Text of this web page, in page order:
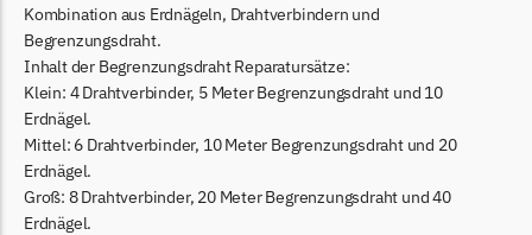
Begrenzungsdraht
Bosch Indego
Bosch Indego Messer
Begrenzungsdraht
Central Park
Central Park Messer
Kombination aus Erdnägeln, Drahtverbindern und
Begrenzungsdraht.
Inhalt der Begrenzungsdraht Reparatursätze:
Klein: 4 Drahtverbinder, 5 Meter Begrenzungsdraht und 10
Erdnägel.
Mittel: 6 Drahtverbinder, 10 Meter Begrenzungsdraht und 20
Erdnägel.
Groß: 8 Drahtverbinder, 20 Meter Begrenzungsdraht und 40
Erdnägel.